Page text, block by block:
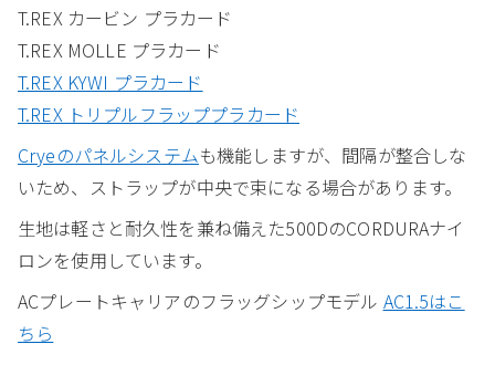
T.REX カービン プラカード
T.REX MOLLE プラカード
T.REX KYWI プラカード
T.REX トリプルフラッププラカード
Cryeのパネルシステムも機能しますが、間隔が整合しな
いため、ストラップが中央で束になる場合があります。
生地は軽さと耐久性を兼ね備えた500DのCORDURAナイ
ロンを使用しています。
ACプレートキャリアのフラッグシップモデル AC1.5はこ
ちら